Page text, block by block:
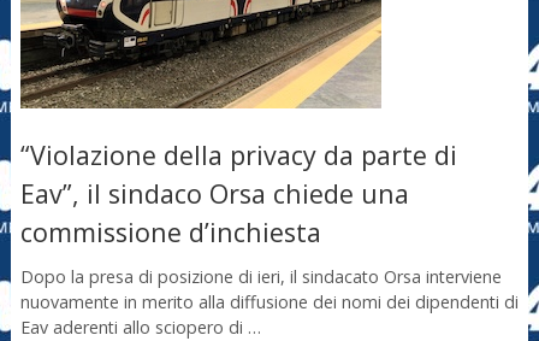
“Violazione della privacy da parte di
Eav”, il sindaco Orsa chiede una
commissione d’inchiesta
Dopo la presa di posizione di ieri, il sindacato Orsa interviene
nuovamente in merito alla diffusione dei nomi dei dipendenti di
Eav aderenti allo sciopero di …